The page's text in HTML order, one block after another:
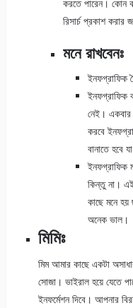
করতে পারেন। কোন
রিসার্চ প্রকাশ করার
মনে রাখবেনঃ
ইনফগ্রাফিক
ইনফগ্রাফিক
নেই। একবার
করবে
বানাতে হবে
ইনফগ্রাফিক
কিন্তু না।
কাছে মনে হয়
অনেক ভাল।
মিমিঃ
মিম আমার কাছে একটা
সোজা। ভাইরাল হয়ে যেতে
ইনফর্মেশন দিবে। আপনার